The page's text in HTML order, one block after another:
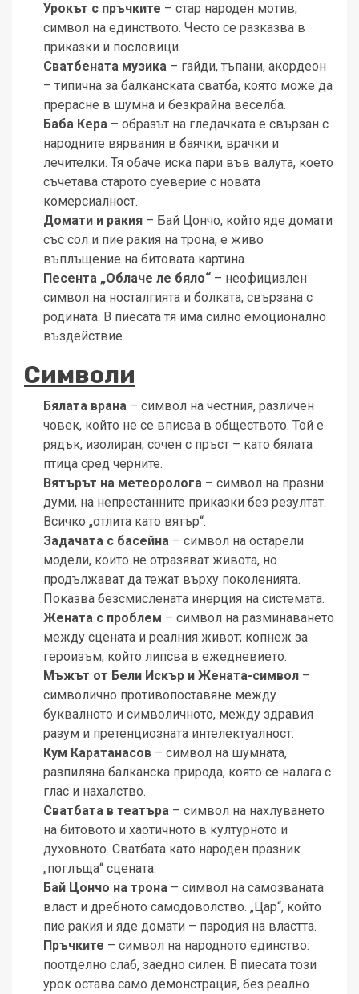
Урокът с пръчките – стар народен мотив,
символ на единството. Често се разказва в
приказки и пословици.
Сватбената музика – гайди, тъпани, акордеон
– типична за балканската сватба, която може да
прерасне в шумна и безкрайна веселба.
Баба Кера – образът на гледачката е свързан с
народните вярвания в баячки, врачки и
лечителки. Тя обаче иска пари във валута, което
съчетава старото суеверие с новата
комерсиалност.
Домати и ракия – Бай Цончо, който яде домати
със сол и пие ракия на трона, е живо
въплъщение на битовата картина.
Песента „Облаче ле бяло“ – неофициален
символ на носталгията и болката, свързана с
родината. В пиесата тя има силно емоционално
въздействие.
Символи
Бялата врана – символ на честния, различен
човек, който не се вписва в обществото. Той е
рядък, изолиран, сочен с пръст – като бялата
птица сред черните.
Вятърът на метеоролога – символ на празни
думи, на непрестанните приказки без резултат.
Всичко „отлита като вятър“.
Задачата с басейна – символ на остарели
модели, които не отразяват живота, но
продължават да тежат върху поколенията.
Показва безсмислената инерция на системата.
Жената с проблем – символ на разминаването
между сцената и реалния живот; копнеж за
героизъм, който липсва в ежедневието.
Мъжът от Бели Искър и Жената-символ –
символично противопоставяне между
буквалното и символичното, между здравия
разум и претенциозната интелектуалност.
Кум Каратанасов – символ на шумната,
разпиляна балканска природа, която се налага с
глас и нахалство.
Сватбата в театъра – символ на нахлуването
на битовото и хаотичното в културното и
духовното. Сватбата като народен празник
„поглъща“ сцената.
Бай Цончо на трона – символ на самозваната
власт и дребното самодоволство. „Цар“, който
пие ракия и яде домати – пародия на властта.
Пръчките – символ на народното единство:
поотделно слаб, заедно силен. В пиесата този
урок остава само демонстрация, без реално